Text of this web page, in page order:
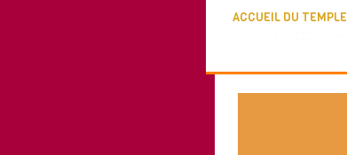
ACCUEIL DU TEMPLE